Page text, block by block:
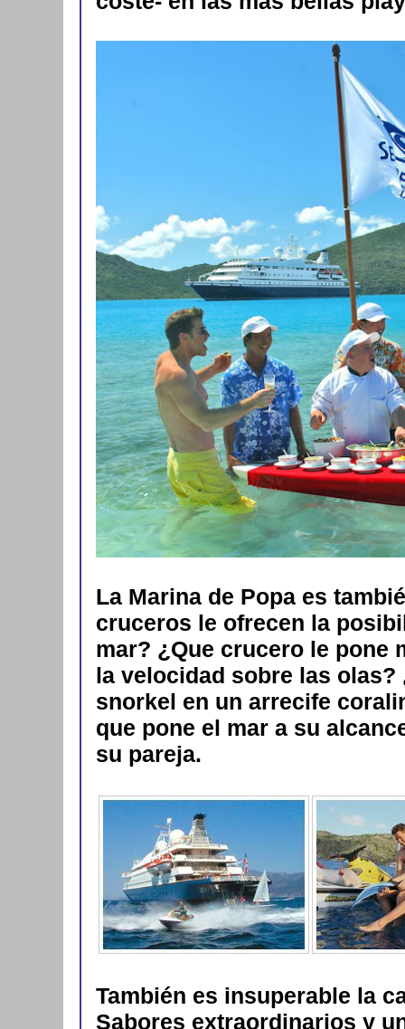
La Marina de Popa es
cruceros le ofrecen la
mar? ¿Que crucero le pone
la velocidad sobre las
snorkel en un arrecife
que pone el mar a su
su pareja.
También es insuperable la
Sabores extraordinarios y